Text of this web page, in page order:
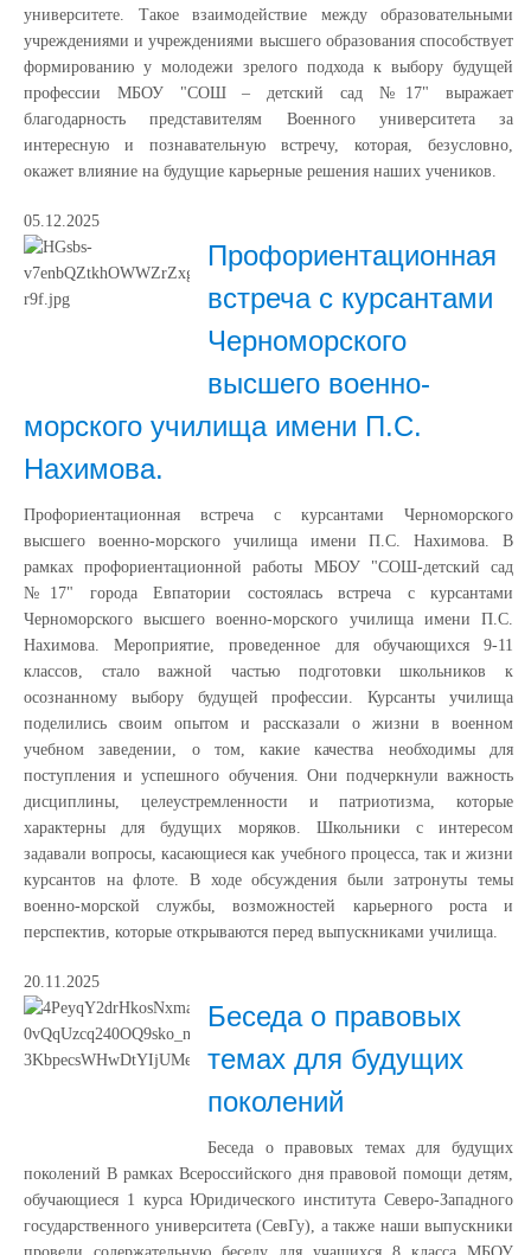
университете. Такое взаимодействие между образовательными
учреждениями и учреждениями высшего образования способствует
формированию у молодежи зрелого подхода к выбору будущей
профессии МБОУ "СОШ – детский сад №17" выражает
благодарность представителям Военного университета за
интересную и познавательную встречу, которая, безусловно,
окажет влияние на будущие карьерные решения наших учеников.
05.12.2025
Профориентационная
встреча с курсантами
Черноморского
высшего военно-
морского училища имени П.С.
Нахимова.
Профориентационная встреча с курсантами Черноморского
высшего военно-морского училища имени П.С. Нахимова. В
рамках профориентационной работы МБОУ "СОШ-детский сад
№17" города Евпатории состоялась встреча с курсантами
Черноморского высшего военно-морского училища имени П.С.
Нахимова. Мероприятие, проведенное для обучающихся 9-11
классов, стало важной частью подготовки школьников к
осознанному выбору будущей профессии. Курсанты училища
поделились своим опытом и рассказали о жизни в военном
учебном заведении, о том, какие качества необходимы для
поступления и успешного обучения. Они подчеркнули важность
дисциплины, целеустремленности и патриотизма, которые
характерны для будущих моряков. Школьники с интересом
задавали вопросы, касающиеся как учебного процесса, так и жизни
курсантов на флоте. В ходе обсуждения были затронуты темы
военно-морской службы, возможностей карьерного роста и
перспектив, которые открываются перед выпускниками училища.
20.11.2025
Беседа о правовых
темах для будущих
поколений
Беседа о правовых темах для будущих
поколений В рамках Всероссийского дня правовой помощи детям,
обучающиеся 1 курса Юридического института Северо-Западного
государственного университета (СевГу), а также наши выпускники